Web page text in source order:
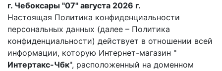
г. Чебоксары "07" августа 2026 г.
Настоящая Политика конфиденциальности
персональных данных (далее – Политика
конфиденциальности) действует в отношении всей
информации, которую Интернет-магазин "
Интертакс-Чбк", расположенный на доменном